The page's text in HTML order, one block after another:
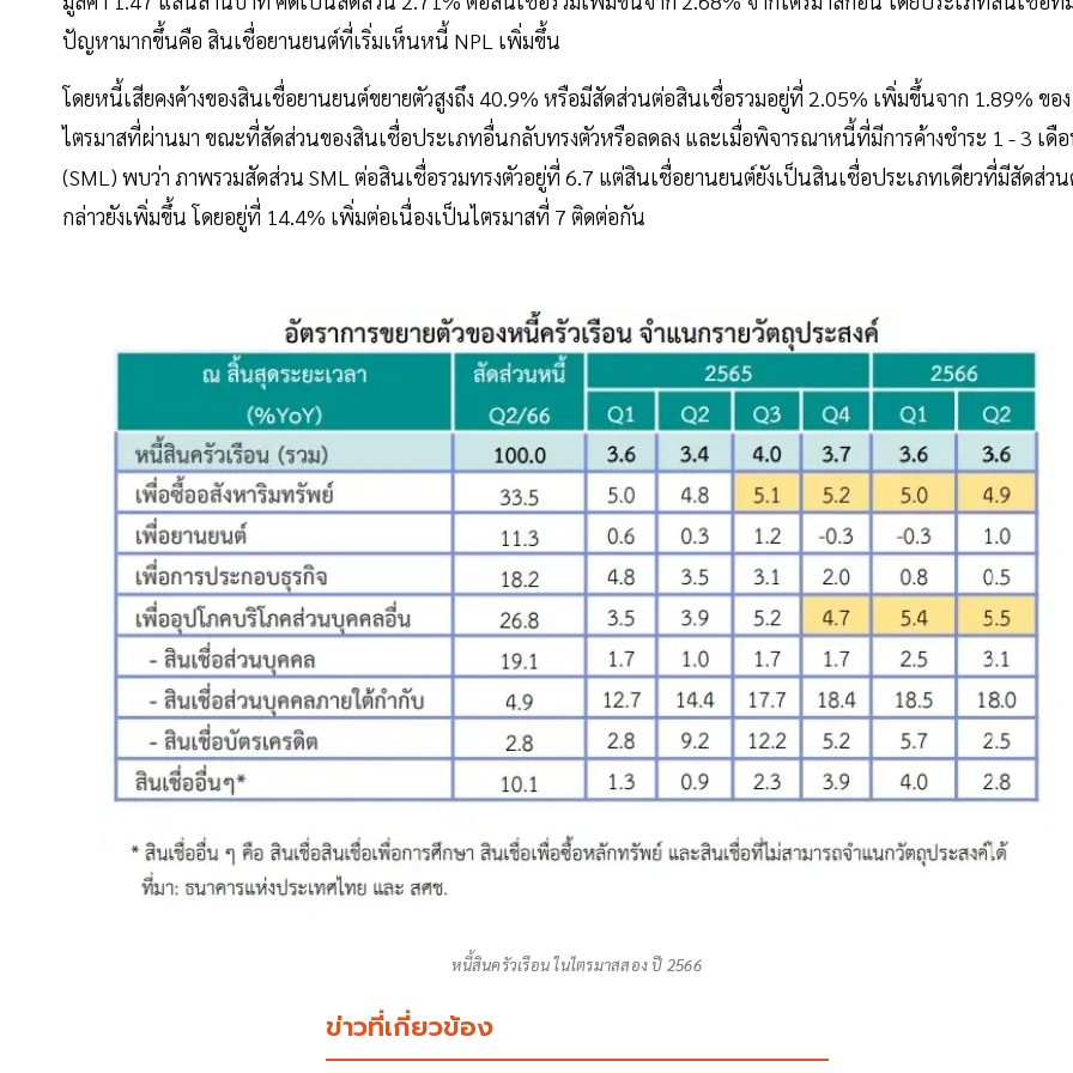
ปัญหามากขึ้นคือ สินเชื่อยานยนต์ที่เริ่มเห็นหนี้ NPL เพิ่มขึ้น
โดยหนี้เสียคงค้างของสินเชื่อยานยนต์ขยายตัวสูงถึง 40.9% หรือมีสัดส่วนต่อสินเชื่อรวมอยู่ที่ 2.05% เพิ่มขึ้นจาก 1.89% ของ
ไตรมาสที่ผ่านมา ขณะที่สัดส่วนของสินเชื่อประเภทอื่นกลับทรงตัวหรือลดลง และเมื่อพิจารณาหนี้ที่มีการค้างชำระ 1 - 3 เดื
(SML) พบว่า ภาพรวมสัดส่วน SML ต่อสินเชื่อรวมทรงตัวอยู่ที่ 6.7 แต่สินเชื่อยานยนต์ยังเป็นสินเชื่อประเภทเดียวที่มีสัดส่วน
กล่าวยังเพิ่มขึ้น โดยอยู่ที่ 14.4% เพิ่มต่อเนื่องเป็นไตรมาสที่ 7 ติดต่อกัน
หนี้สินครัวเรือน ในไตรมาสสอง ปี 2566
ข่าวที่เกี่ยวข้อง